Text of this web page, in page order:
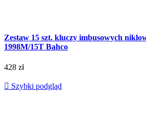
Zestaw 15 szt. kluczy imbusowych
1998M/15T Bahco
428 zł
 Szybki podgląd